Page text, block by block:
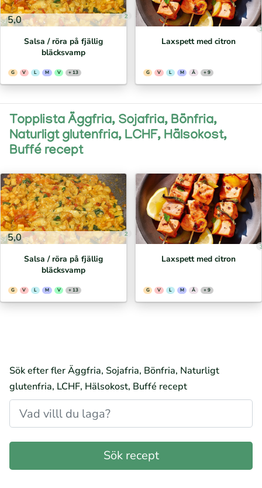
5,0 2
Salsa / röra på fjällig
bläcksvamp
G V L M V + 13
Laxspett med citron
G V L M Ä + 9
Topplista Äggfria, Sojafria, Bönfria,
Naturligt glutenfria, LCHF, Hälsokost,
Buffé recept
5,0 2
Salsa / röra på fjällig
bläcksvamp
G V L M V + 13
Laxspett med citron
G V L M Ä + 9
Sök efter fler Äggfria, Sojafria, Bönfria, Naturligt
glutenfria, LCHF, Hälsokost, Buffé recept